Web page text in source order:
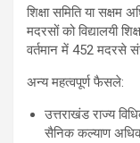
शिक्षा समिति या सक्षम
मदरसों को विद्यालयी
वर्तमान में 452 मदरसे
अन्य महत्वपूर्ण फैसले:
उत्तराखंड राज्य
सैनिक कल्याण